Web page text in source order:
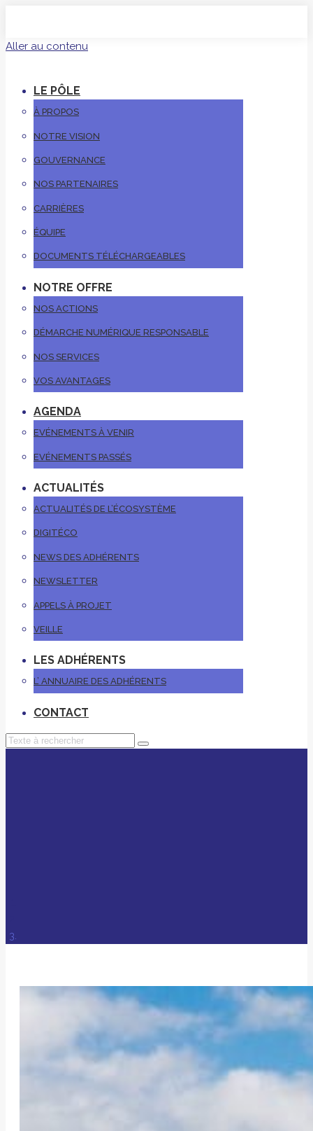
Aller au contenu
LE PÔLE
À PROPOS
NOTRE VISION
GOUVERNANCE
NOS PARTENAIRES
CARRIÈRES
ÉQUIPE
DOCUMENTS TÉLÉCHARGEABLES
NOTRE OFFRE
NOS ACTIONS
DÉMARCHE NUMÉRIQUE RESPONSABLE
NOS SERVICES
VOS AVANTAGES
AGENDA
EVÉNEMENTS À VENIR
EVÉNEMENTS PASSÉS
ACTUALITÉS
ACTUALITÉS DE L’ÉCOSYSTÈME
DIGITÉCO
NEWS DES ADHÉRENTS
NEWSLETTER
APPELS À PROJET
VEILLE
LES ADHÉRENTS
L’ ANNUAIRE DES ADHÉRENTS
CONTACT